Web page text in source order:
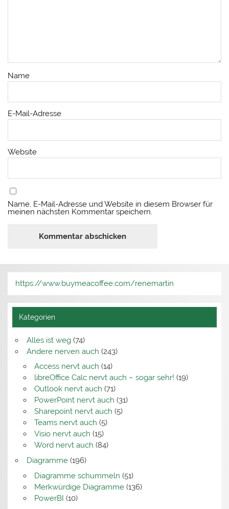
Name
E-Mail-Adresse
Website
Name, E-Mail-Adresse und Website in diesem Browser für
meinen nächsten Kommentar speichern.
https://www.buymeacoffee.com/renemartin
Kategorien
Alles ist weg(74)
Andere nerven auch (243)
Access nervt auch (14)
libreOffice Calc nervt auch – sogar sehr! (19)
Outlook nervt auch (71)
PowerPoint nervt auch (31)
Sharepoint nervt auch (5)
Teams nervt auch (5)
Visio nervt auch (15)
Word nervt auch (84)
Diagramme(196)
Diagramme schummeln (51)
Merkwürdige Diagramme(136)
PowerBI (10)